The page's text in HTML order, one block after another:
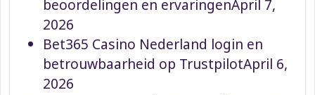
beoordelingen en ervaringenApril 7,
2026
Bet365 Casino Nederland login en
betrouwbaarheid op TrustpilotApril 6,
2026